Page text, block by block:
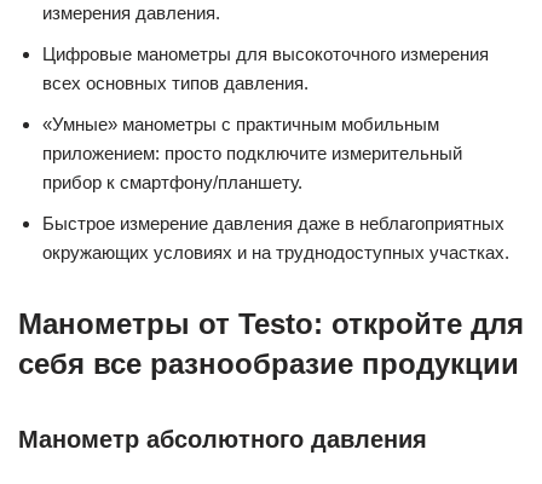
измерения давления.
Цифровые манометры для высокоточного измерения
всех основных типов давления.
«Умные» манометры с практичным мобильным
приложением: просто подключите измерительный
прибор к смартфону/планшету.
Быстрое измерение давления даже в неблагоприятных
окружающих условиях и на труднодоступных участках.
Манометры от Testo: откройте для
себя все разнообразие продукции
Манометр абсолютного давления